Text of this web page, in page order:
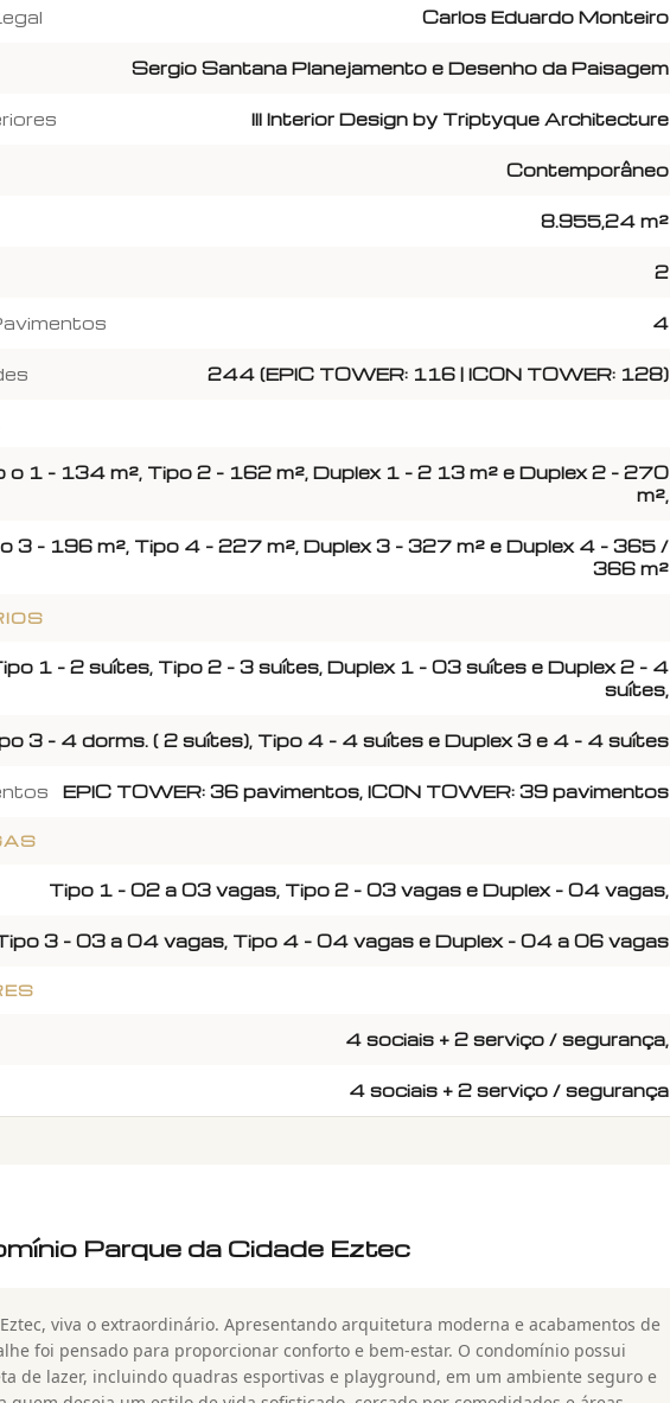
Carlos Eduardo Monteiro
Sergio Santana Planejamento e Desenho da Paisagem
III Interior Design by Triptyque Architecture
Contemporâneo
8.955,24 m²
2
4
244 (EPIC TOWER: 116 | ICON TOWER: 128)
o 1 - 134 m², Tipo 2 - 162 m², Duplex 1 - 2 13 m² e Duplex 2 - 270
m²,
3 - 196 m², Tipo 4 - 227 m², Duplex 3 - 327 m² e Duplex 4 - 365 /
366 m²
1 - 2 suítes, Tipo 2 - 3 suítes, Duplex 1 - 03 suítes e Duplex 2 - 4
suítes,
3 - 4 dorms. ( 2 suítes), Tipo 4 - 4 suítes e Duplex 3 e 4 - 4 suítes
EPIC TOWER: 36 pavimentos, ICON TOWER: 39 pavimentos
Tipo 1 - 02 a 03 vagas, Tipo 2 - 03 vagas e Duplex - 04 vagas,
3 - 03 a 04 vagas, Tipo 4 - 04 vagas e Duplex - 04 a 06 vagas
4 sociais + 2 serviço / segurança,
4 sociais + 2 serviço / segurança
Parque da Cidade Eztec
viva o extraordinário. Apresentando arquitetura moderna e acabamentos de
foi pensado para proporcionar conforto e bem-estar. O condomínio possui
de lazer, incluindo quadras esportivas e playground, em um ambiente seguro e